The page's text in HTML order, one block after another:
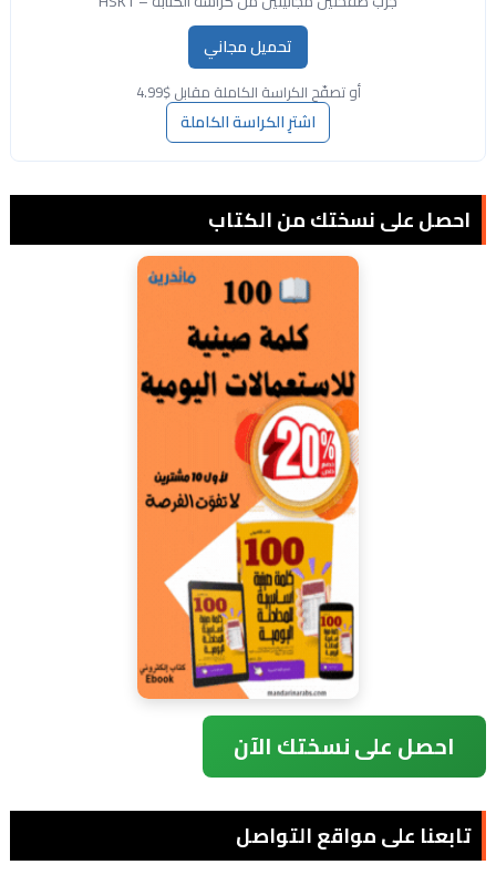
تحميل مجاني
أو تصفّح الكراسة الكاملة مقابل $4.99
اشترِ الكراسة الكاملة
احصل على نسختك من الكتاب
احصل على نسختك الآن
تابعنا على مواقع التواصل